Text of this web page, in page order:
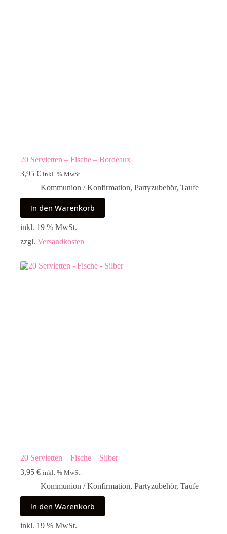
20 Servietten – Fische – Bordeaux
3,95 € inkl. % MwSt.
Kommunion / Konfirmation, Partyzubehör, Taufe
In den Warenkorb
inkl. 19 % MwSt.
zzgl. Versandkosten
20 Servietten – Fische – Silber
3,95 € inkl. % MwSt.
Kommunion / Konfirmation, Partyzubehör, Taufe
In den Warenkorb
inkl. 19 % MwSt.